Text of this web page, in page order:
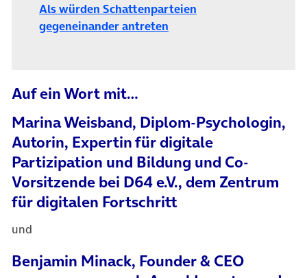
Als würden Schattenparteien
gegeneinander antreten
Auf ein Wort mit…
Marina Weisband, Diplom-Psychologin,
Autorin, Expertin für digitale
Partizipation und Bildung und Co-
Vorsitzende bei D64 e.V., dem Zentrum
für digitalen Fortschritt
und
Benjamin Minack, Founder & CEO